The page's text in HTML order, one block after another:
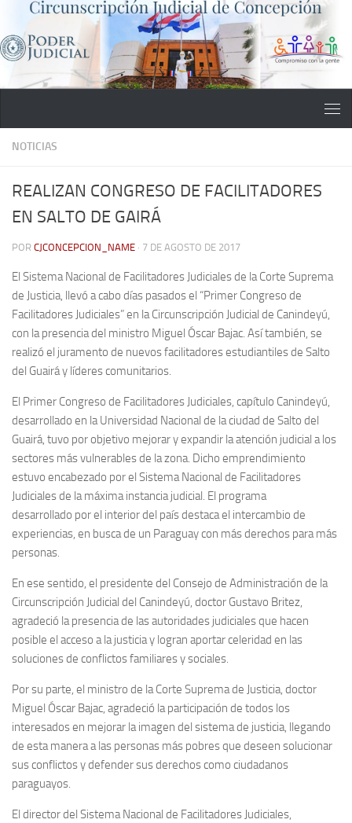
Saltar al contenido
NOTICIAS
REALIZAN CONGRESO DE FACILITADORES
EN SALTO DE GAIRÁ
POR CJCONCEPCION_NAME · 7 DE AGOSTO DE 2017
El Sistema Nacional de Facilitadores Judiciales de la Corte Suprema
de Justicia, llevó a cabo días pasados el “Primer Congreso de
Facilitadores Judiciales” en la Circunscripción Judicial de Canindeyú,
con la presencia del ministro Miguel Óscar Bajac. Así también, se
realizó el juramento de nuevos facilitadores estudiantiles de Salto
del Guairá y líderes comunitarios.
El Primer Congreso de Facilitadores Judiciales, capítulo Canindeyú,
desarrollado en la Universidad Nacional de la ciudad de Salto del
Guairá, tuvo por objetivo mejorar y expandir la atención judicial a los
sectores más vulnerables de la zona. Dicho emprendimiento
estuvo encabezado por el Sistema Nacional de Facilitadores
Judiciales de la máxima instancia judicial. El programa
desarrollado por el interior del país destaca el intercambio de
experiencias, en busca de un Paraguay con más derechos para más
personas.
En ese sentido, el presidente del Consejo de Administración de la
Circunscripción Judicial del Canindeyú, doctor Gustavo Britez,
agradeció la presencia de las autoridades judiciales que hacen
posible el acceso a la justicia y logran aportar celeridad en las
soluciones de conflictos familiares y sociales.
Por su parte, el ministro de la Corte Suprema de Justicia, doctor
Miguel Óscar Bajac, agradeció la participación de todos los
interesados en mejorar la imagen del sistema de justicia, llegando
de esta manera a las personas más pobres que deseen solucionar
sus conflictos y defender sus derechos como ciudadanos
paraguayos.
El director del Sistema Nacional de Facilitadores Judiciales,